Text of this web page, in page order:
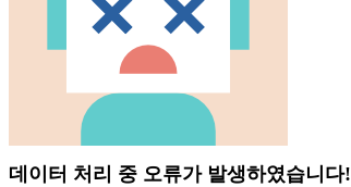
데이터 처리 중 오류가 발생하였습니다!